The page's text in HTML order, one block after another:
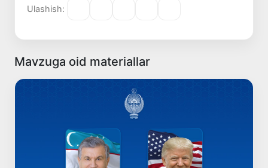
Ulashish:
Mavzuga oid materiallar